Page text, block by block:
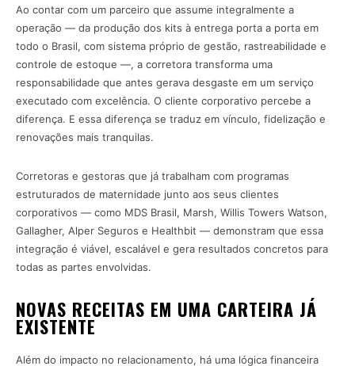
Ao contar com um parceiro que assume integralmente a
operação — da produção dos kits à entrega porta a porta em
todo o Brasil, com sistema próprio de gestão, rastreabilidade e
controle de estoque —, a corretora transforma uma
responsabilidade que antes gerava desgaste em um serviço
executado com excelência. O cliente corporativo percebe a
diferença. E essa diferença se traduz em vínculo, fidelização e
renovações mais tranquilas.
Corretoras e gestoras que já trabalham com programas
estruturados de maternidade junto aos seus clientes
corporativos — como MDS Brasil, Marsh, Willis Towers Watson,
Gallagher, Alper Seguros e Healthbit — demonstram que essa
integração é viável, escalável e gera resultados concretos para
todas as partes envolvidas.
NOVAS RECEITAS EM UMA CARTEIRA JÁ
EXISTENTE
Além do impacto no relacionamento, há uma lógica financeira